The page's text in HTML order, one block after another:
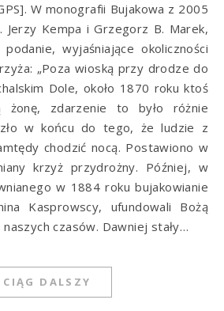
W monografii Bujakowa z 2005
Kempa i Grzegorz B. Marek,
wyjaśniające okoliczności
„Poza wioską przy drodze do
Dole, około 1870 roku ktoś
żonę, zdarzenie to było różnie
w końcu do tego, że ludzie z
chodzić nocą. Postawiono w
krzyż przydrożny. Później, w
w 1884 roku bujakowianie
Kasprowscy, ufundowali Bożą
czasów. Dawniej stały…
CIĄG DALSZY